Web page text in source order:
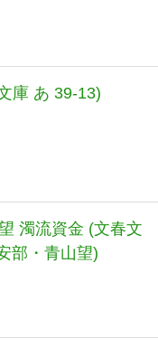
庫 あ 39-13)
濁流資金 (文春文
部・青山望)